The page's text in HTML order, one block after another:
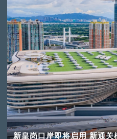
新皇岗口岸即将启用 新通